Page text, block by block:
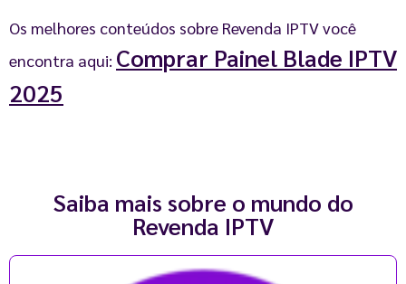
Os melhores conteúdos sobre Revenda IPTV você
encontra aqui: Comprar Painel Blade IPTV
2025
Saiba mais sobre o mundo do
Revenda IPTV